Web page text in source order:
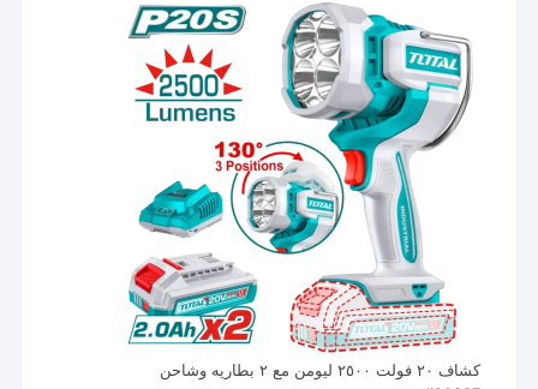
كشاف ٢٠ فولت ٢٥٠٠ ليومن مع ٢ بطاريه وشاحن